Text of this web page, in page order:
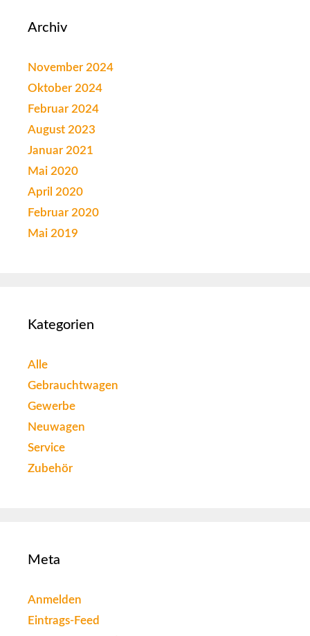
Archiv
November 2024
Oktober 2024
Februar 2024
August 2023
Januar 2021
Mai 2020
April 2020
Februar 2020
Mai 2019
Kategorien
Alle
Gebrauchtwagen
Gewerbe
Neuwagen
Service
Zubehör
Meta
Anmelden
Eintrags-Feed